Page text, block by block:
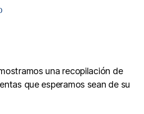
una recopilación de
que esperamos sean de su